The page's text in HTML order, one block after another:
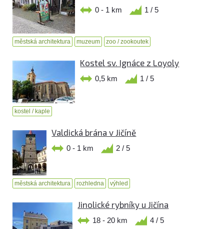
0 - 1 km 1 / 5
městská architektura muzeum zoo / zookoutek
Kostel sv. Ignáce z Loyoly
0,5 km 1 / 5
kostel / kaple
Valdická brána v Jičíně
0 - 1 km 2 / 5
městská architektura rozhledna výhled
Jinolické rybníky u Jičína
18 - 20 km 4 / 5